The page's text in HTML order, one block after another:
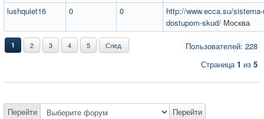
lushquiet16
0 0
http://www.ecca.su/
dostupom-skud/ Москва
Пользователей: 228
1 2 3 4 5 След.
Страница1 из 5
Перейти Перейти